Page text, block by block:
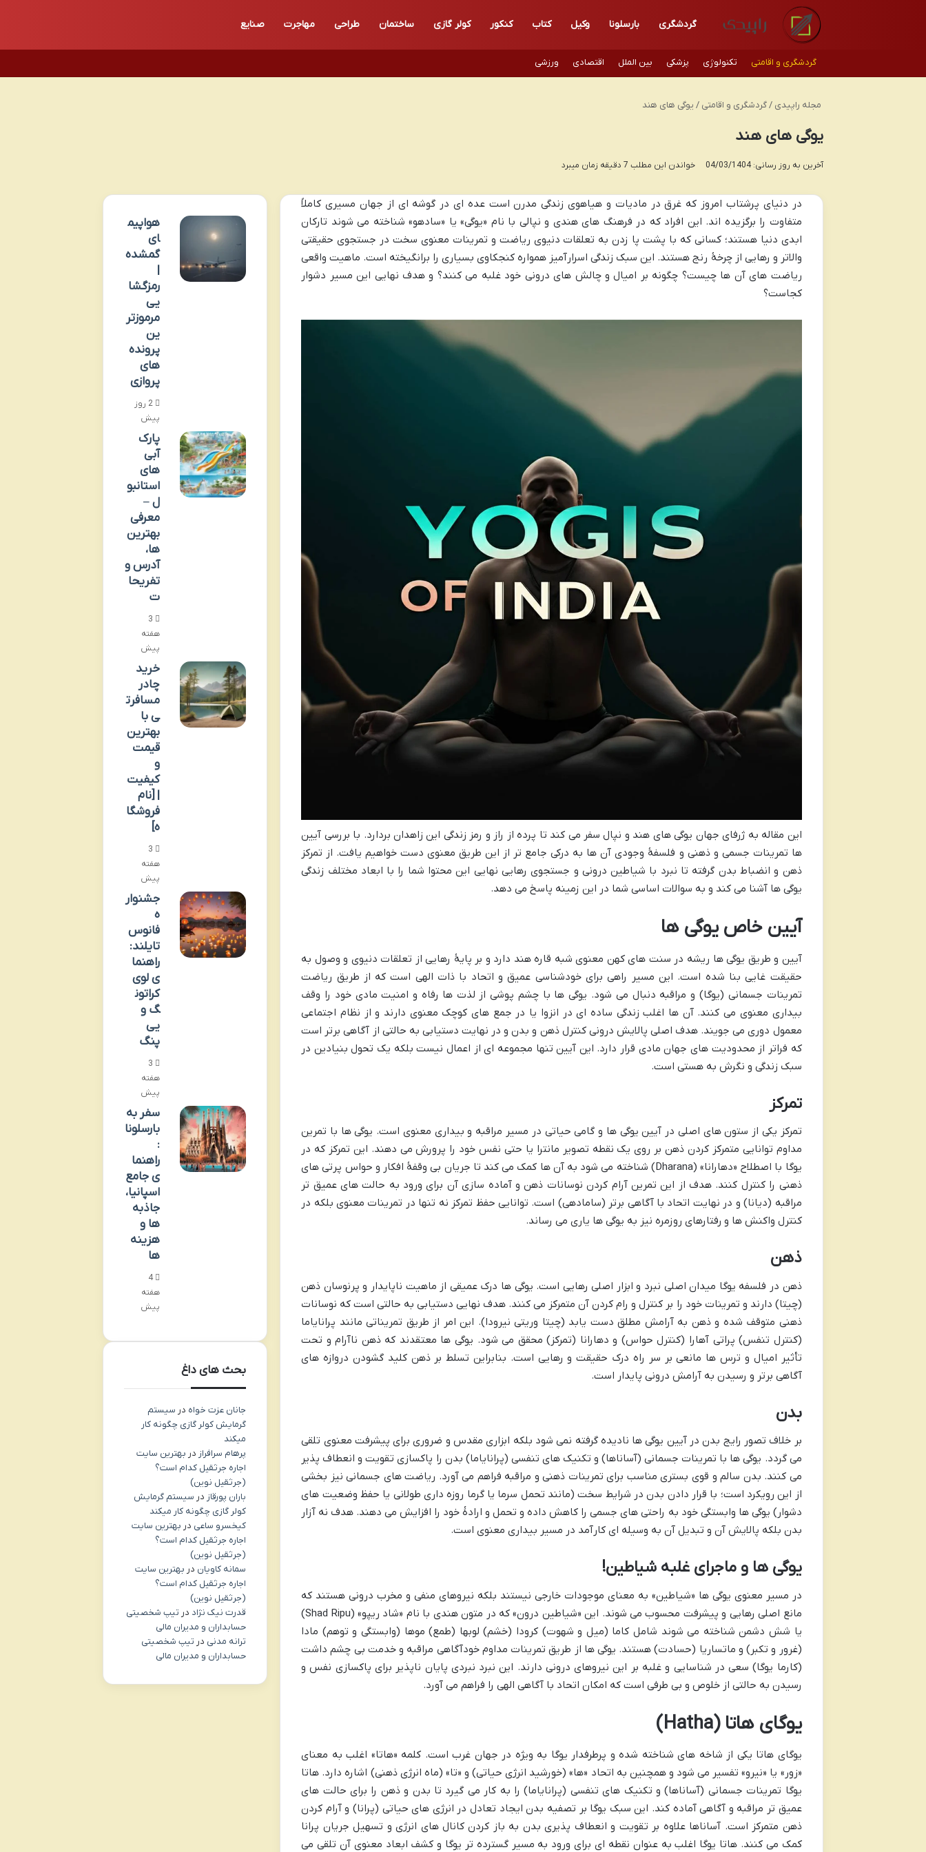
گردشگری بارسلونا وکیل کتاب کنکور کولر گازی ساختمان طراحی مهاجرت صنایع
گردشگری و اقامتی تکنولوژی پزشکی بین الملل اقتصادی ورزشی
مجله راپیدی / گردشگری و اقامتی / یوگی های هند
یوگی های هند
آخرین به روز رسانی: 04/03/1404 خواندن این مطلب 7 دقیقه زمان میبرد
در دنیای پرشتاب امروز که غرق در مادیات و هیاهوی زندگی مدرن است عده ای در گوشه ای از جهان مسیری کاملاً
متفاوت را برگزیده اند. این افراد که در فرهنگ های هندی و نپالی با نام «یوگی» یا «سادهو» شناخته می شوند تارکان
ابدی دنیا هستند؛ کسانی که با پشت پا زدن به تعلقات دنیوی ریاضت و تمرینات معنوی سخت در جستجوی حقیقتی
والاتر و رهایی از چرخهٔ رنج هستند. این سبک زندگی اسرارآمیز همواره کنجکاوی بسیاری را برانگیخته است. ماهیت واقعی
ریاضت های آن ها چیست؟ چگونه بر امیال و چالش های درونی خود غلبه می کنند؟ و هدف نهایی این مسیر دشوار
کجاست؟
این مقاله به ژرفای جهان یوگی های هند و نپال سفر می کند تا پرده از راز و رمز زندگی این زاهدان بردارد. با بررسی آیین
ها تمرینات جسمی و ذهنی و فلسفهٔ وجودی آن ها به درکی جامع تر از این طریق معنوی دست خواهیم یافت. از تمرکز
ذهن و انضباط بدن گرفته تا نبرد با شیاطین درونی و جستجوی رهایی نهایی این محتوا شما را با ابعاد مختلف زندگی
یوگی ها آشنا می کند و به سوالات اساسی شما در این زمینه پاسخ می دهد.
آیین خاص یوگی ها
آیین و طریق یوگی ها ریشه در سنت های کهن معنوی شبه قاره هند دارد و بر پایهٔ رهایی از تعلقات دنیوی و وصول به
حقیقت غایی بنا شده است. این مسیر راهی برای خودشناسی عمیق و اتحاد با ذات الهی است که از طریق ریاضت
تمرینات جسمانی (یوگا) و مراقبه دنبال می شود. یوگی ها با چشم پوشی از لذت ها رفاه و امنیت مادی خود را وقف
بیداری معنوی می کنند. آن ها اغلب زندگی ساده ای در انزوا یا در جمع های کوچک معنوی دارند و از نظام اجتماعی
معمول دوری می جویند. هدف اصلی پالایش درونی کنترل ذهن و بدن و در نهایت دستیابی به حالتی از آگاهی برتر است
که فراتر از محدودیت های جهان مادی قرار دارد. این آیین تنها مجموعه ای از اعمال نیست بلکه یک تحول بنیادین در
سبک زندگی و نگرش به هستی است.
تمرکز
تمرکز یکی از ستون های اصلی در آیین یوگی ها و گامی حیاتی در مسیر مراقبه و بیداری معنوی است. یوگی ها با تمرین
مداوم توانایی متمرکز کردن ذهن بر روی یک نقطه تصویر مانترا یا حتی نفس خود را پرورش می دهند. این تمرکز که در
یوگا با اصطلاح «دهارانا» (Dharana) شناخته می شود به آن ها کمک می کند تا جریان بی وقفهٔ افکار و حواس پرتی های
ذهنی را کنترل کنند. هدف از این تمرین آرام کردن نوسانات ذهن و آماده سازی آن برای ورود به حالت های عمیق تر
مراقبه (دیانا) و در نهایت اتحاد با آگاهی برتر (سامادهی) است. توانایی حفظ تمرکز نه تنها در تمرینات معنوی بلکه در
کنترل واکنش ها و رفتارهای روزمره نیز به یوگی ها یاری می رساند.
ذهن
ذهن در فلسفه یوگا میدان اصلی نبرد و ابزار اصلی رهایی است. یوگی ها درک عمیقی از ماهیت ناپایدار و پرنوسان ذهن
(چیتا) دارند و تمرینات خود را بر کنترل و رام کردن آن متمرکز می کنند. هدف نهایی دستیابی به حالتی است که نوسانات
ذهنی متوقف شده و ذهن به آرامش مطلق دست یابد (چیتا وریتی نیرودا). این امر از طریق تمریناتی مانند پرانایاما
(کنترل تنفس) پراتی آهارا (کنترل حواس) و دهارانا (تمرکز) محقق می شود. یوگی ها معتقدند که ذهن ناآرام و تحت
تأثیر امیال و ترس ها مانعی بر سر راه درک حقیقت و رهایی است. بنابراین تسلط بر ذهن کلید گشودن دروازه های
آگاهی برتر و رسیدن به آرامش درونی پایدار است.
بدن
بر خلاف تصور رایج بدن در آیین یوگی ها نادیده گرفته نمی شود بلکه ابزاری مقدس و ضروری برای پیشرفت معنوی تلقی
می گردد. یوگی ها با تمرینات جسمانی (آساناها) و تکنیک های تنفسی (پرانایاما) بدن را پاکسازی تقویت و انعطاف پذیر
می کنند. بدن سالم و قوی بستری مناسب برای تمرینات ذهنی و مراقبه فراهم می آورد. ریاضت های جسمانی نیز بخشی
از این رویکرد است؛ با قرار دادن بدن در شرایط سخت (مانند تحمل سرما یا گرما روزه داری طولانی یا حفظ وضعیت های
دشوار) یوگی ها وابستگی خود به راحتی های جسمی را کاهش داده و تحمل و ارادهٔ خود را افزایش می دهند. هدف نه آزار
بدن بلکه پالایش آن و تبدیل آن به وسیله ای کارآمد در مسیر بیداری معنوی است.
یوگی ها و ماجرای غلبه شیاطین!
در مسیر معنوی یوگی ها «شیاطین» به معنای موجودات خارجی نیستند بلکه نیروهای منفی و مخرب درونی هستند که
مانع اصلی رهایی و پیشرفت محسوب می شوند. این «شیاطین درون» که در متون هندی با نام «شاد ریپو» (Shad Ripu)
یا شش دشمن شناخته می شوند شامل کاما (میل و شهوت) کرودا (خشم) لوبها (طمع) موها (وابستگی و توهم) مادا
(غرور و تکبر) و ماتساریا (حسادت) هستند. یوگی ها از طریق تمرینات مداوم خودآگاهی مراقبه و خدمت بی چشم داشت
(کارما یوگا) سعی در شناسایی و غلبه بر این نیروهای درونی دارند. این نبرد نبردی پایان ناپذیر برای پاکسازی نفس و
رسیدن به حالتی از خلوص و بی طرفی است که امکان اتحاد با آگاهی الهی را فراهم می آورد.
یوگای هاتا (Hatha)
یوگای هاتا یکی از شاخه های شناخته شده و پرطرفدار یوگا به ویژه در جهان غرب است. کلمه «هاتا» اغلب به معنای
«زور» یا «نیرو» تفسیر می شود و همچنین به اتحاد «ها» (خورشید انرژی حیاتی) و «تا» (ماه انرژی ذهنی) اشاره دارد. هاتا
یوگا تمرینات جسمانی (آساناها) و تکنیک های تنفسی (پرانایاما) را به کار می گیرد تا بدن و ذهن را برای حالت های
عمیق تر مراقبه و آگاهی آماده کند. این سبک یوگا بر تصفیه بدن ایجاد تعادل در انرژی های حیاتی (پرانا) و آرام کردن
ذهن متمرکز است. آساناها علاوه بر تقویت و انعطاف پذیری بدن به باز کردن کانال های انرژی و تسهیل جریان پرانا
کمک می کنند. هاتا یوگا اغلب به عنوان نقطه ای برای ورود به مسیر گسترده تر یوگا و کشف ابعاد معنوی آن تلقی می
هواپیم
ای
گمشده
رمزگشا
یی
مرموزتر
ین
پرونده
های
پروازی
2 روز
پیش
پارک
آبی
های
استانبو
ل –
معرفی
بهترین
ها،
آدرس و
تفریحا
ت
3
هفته
پیش
خرید
چادر
مسافرت
ی با
بهترین
قیمت
و
کیفیت
| [نام
فروشگا
ه]
3
هفته
پیش
جشنوار
ه
فانوس
تایلند:
راهنما
ی لوی
کراتون
گ و
یی
پنگ
3
هفته
پیش
سفر به
بارسلونا
:
راهنما
ی جامع
اسپانیا،
جاذبه
ها و
هزینه
ها
4
هفته
پیش
بحث های داغ
جانان عزت خواه در سیستم
گرمایش کولر گازی چگونه کار
میکند
پرهام سرافراز در بهترین سایت
اجاره جرثقیل کدام است؟
(جرثقیل نوین)
باران پورقاز در سیستم گرمایش
کولر گازی چگونه کار میکند
کیخسرو ساعی در بهترین سایت
اجاره جرثقیل کدام است؟
(جرثقیل نوین)
سمانه کاویان در بهترین سایت
اجاره جرثقیل کدام است؟
(جرثقیل نوین)
قدرت نیک نژاد در تیپ شخصیتی
حسابداران و مدیران مالی
ترانه مدنی در تیپ شخصیتی
حسابداران و مدیران مالی